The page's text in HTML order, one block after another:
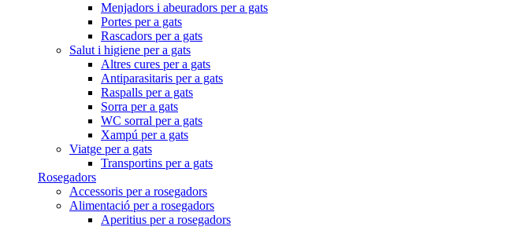
Menjadors i abeuradors per a gats
Portes per a gats
Rascadors per a gats
Salut i higiene per a gats
Altres cures per a gats
Antiparasitaris per a gats
Raspalls per a gats
Sorra per a gats
WC sorral per a gats
Xampú per a gats
Viatge per a gats
Transportins per a gats
Rosegadors
Accessoris per a rosegadors
Alimentació per a rosegadors
Aperitius per a rosegadors